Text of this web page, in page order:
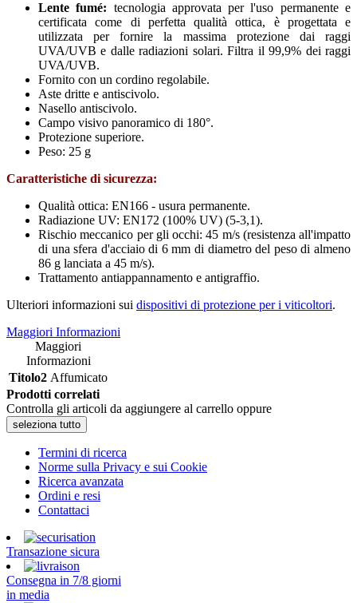
Lente fumé: tecnologia approvata per l'uso permanente e
certificata come di perfetta qualità ottica, è progettata e
utilizzata per fornire la massima protezione dai raggi
UVA/UVB e dalle radiazioni solari. Filtra il 99,9% dei raggi
UVA/UVB.
Fornito con un cordino regolabile.
Aste dritte e antiscivolo.
Nasello antiscivolo.
Campo visivo panoramico di 180°.
Protezione superiore.
Peso: 25 g
Caratteristiche di sicurezza:
Qualità ottica: EN166 - usura permanente.
Radiazione UV: EN172 (100% UV) (5-3,1).
Rischio meccanico per gli occhi: 45 m/s (resistenza all'impatto
di una sfera d'acciaio di 6 mm di diametro del peso di almeno
86 g lanciata a 45 m/s).
Trattamento antiappannamento e antigraffio.
Ulteriori informazioni sui dispositivi di protezione per i viticoltori.
Maggiori Informazioni
Maggiori
Informazioni
Titolo2 Affumicato
Prodotti correlati
Controlla gli articoli da aggiungere al carrello oppure
seleziona tutto
Termini di ricerca
Norme sulla Privacy e sui Cookie
Ricerca avanzata
Ordini e resi
Contattaci
Transazione sicura
Consegna in 7/8 giorni
in media